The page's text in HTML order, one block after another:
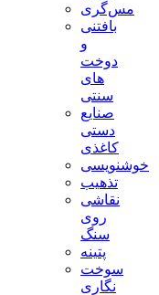
مس‌گری
بافتنی‌
و
دوخت
های
سنتی
صنایع
دستی
کاغذی
خوشنویسی
تذهیب
نقاشی
روی
سنگ
پتینه
سوخت
نگاری